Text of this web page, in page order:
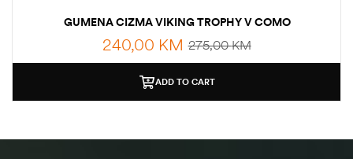
GUMENA CIZMA VIKING TROPHY V COMO
275,00KM
240,00 KM
ADD TO CART